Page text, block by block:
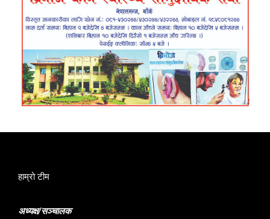
हाम्रो टीम
अध्यक्ष/सञ्चालक